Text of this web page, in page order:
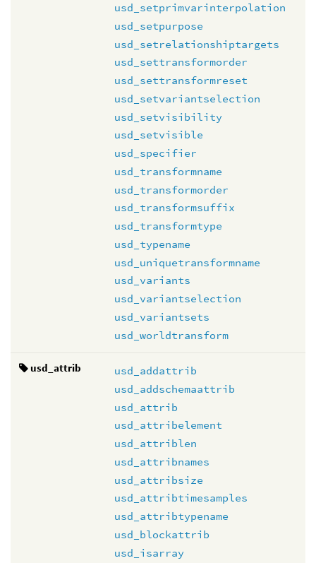
usd_setprimvarinterpolation
usd_setpurpose
usd_setrelationshiptargets
usd_settransformorder
usd_settransformreset
usd_setvariantselection
usd_setvisibility
usd_setvisible
usd_specifier
usd_transformname
usd_transformorder
usd_transformsuffix
usd_transformtype
usd_typename
usd_uniquetransformname
usd_variants
usd_variantselection
usd_variantsets
usd_worldtransform
usd_attrib
usd_addattrib
usd_addschemaattrib
usd_attrib
usd_attribelement
usd_attriblen
usd_attribnames
usd_attribsize
usd_attribtimesamples
usd_attribtypename
usd_blockattrib
usd_isarray